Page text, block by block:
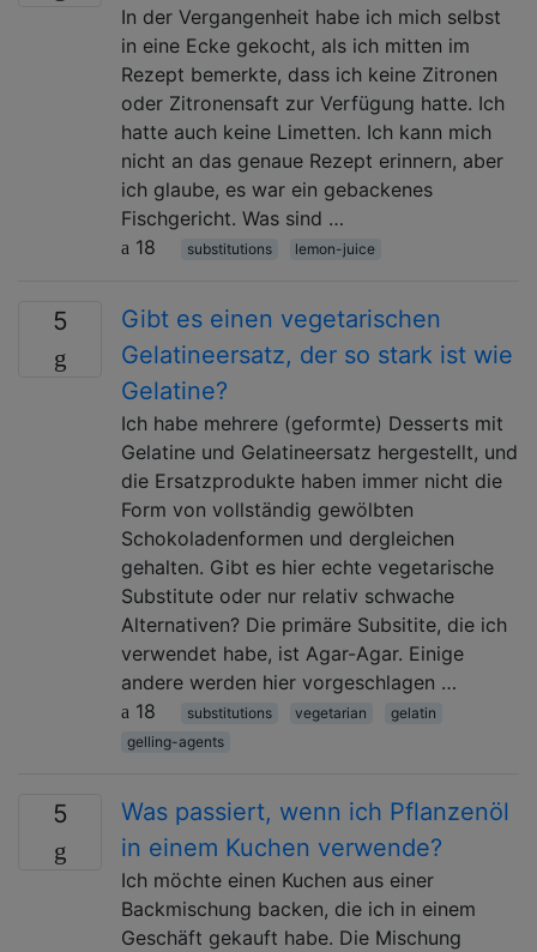
In der Vergangenheit habe ich mich selbst
in eine Ecke gekocht, als ich mitten im
Rezept bemerkte, dass ich keine Zitronen
oder Zitronensaft zur Verfügung hatte. Ich
hatte auch keine Limetten. Ich kann mich
nicht an das genaue Rezept erinnern, aber
ich glaube, es war ein gebackenes
Fischgericht. Was sind …
18
substitutions lemon-juice
5
Gibt es einen vegetarischen
Gelatineersatz, der so stark ist wie
Gelatine?
Ich habe mehrere (geformte) Desserts mit
Gelatine und Gelatineersatz hergestellt, und
die Ersatzprodukte haben immer nicht die
Form von vollständig gewölbten
Schokoladenformen und dergleichen
gehalten. Gibt es hier echte vegetarische
Substitute oder nur relativ schwache
Alternativen? Die primäre Subsitite, die ich
verwendet habe, ist Agar-Agar. Einige
andere werden hier vorgeschlagen …
18
substitutions vegetarian
gelatin
gelling-agents
5
Was passiert, wenn ich Pflanzenöl
in einem Kuchen verwende?
Ich möchte einen Kuchen aus einer
Backmischung backen, die ich in einem
Geschäft gekauft habe. Die Mischung